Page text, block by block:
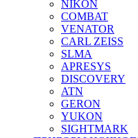
NIKON
COMBAT
VENATOR
CARL ZEISS
SLMA
APRESYS
DISCOVERY
ATN
GERON
YUKON
SIGHTMARK